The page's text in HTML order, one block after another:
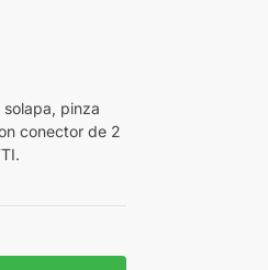
pinza
conector de 2